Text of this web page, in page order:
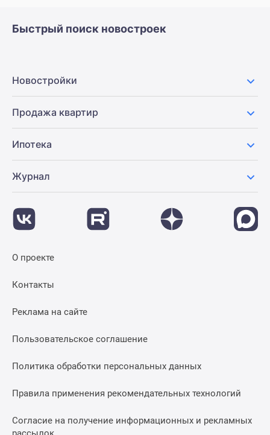
Быстрый поиск новостроек
Новостройки
Продажа квартир
Ипотека
Журнал
О проекте
Контакты
Реклама на сайте
Пользовательское соглашение
Политика обработки персональных данных
Правила применения рекомендательных технологий
Согласие на получение информационных и рекламных